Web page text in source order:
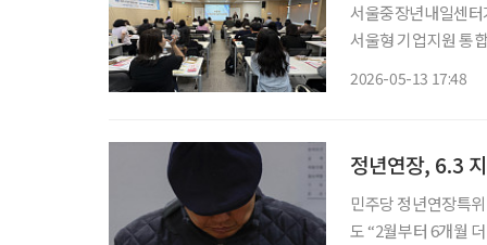
서울중장년내일센
서울형 기업지원 통
2026-05-13 17:48
정년연장, 6.3
민주당 정년연장특
도 “2월부터 6개월 더